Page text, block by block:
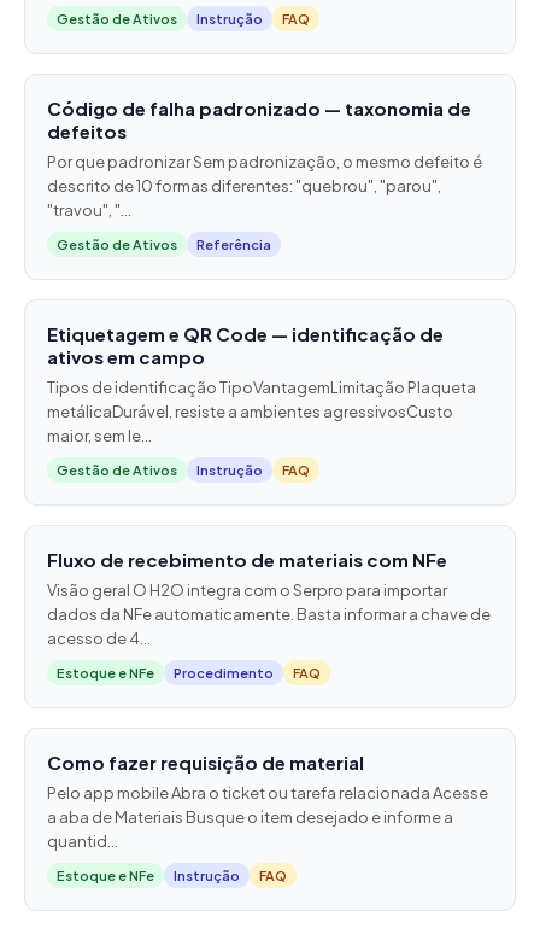
Gestão de Ativos Instrução FAQ
Código de falha padronizado — taxonomia de
defeitos
Por que padronizar Sem padronização, o mesmo defeito é
descrito de 10 formas diferentes: "quebrou", "parou",
"travou", "...
Gestão de Ativos Referência
Etiquetagem e QR Code — identificação de
ativos em campo
Tipos de identificação TipoVantagemLimitação Plaqueta
metálicaDurável, resiste a ambientes agressivosCusto
maior, sem le...
Gestão de Ativos Instrução FAQ
Fluxo de recebimento de materiais com NFe
Visão geral O H2O integra com o Serpro para importar
dados da NFe automaticamente. Basta informar a chave de
acesso de 4...
Estoque e NFe Procedimento FAQ
Como fazer requisição de material
Pelo app mobile Abra o ticket ou tarefa relacionada Acesse
a aba de Materiais Busque o item desejado e informe a
quantid...
Estoque e NFe Instrução FAQ